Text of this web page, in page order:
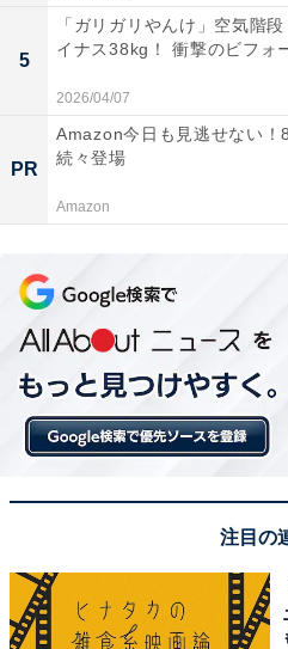
5
「ガリガリやんけ」空気階
イナス38kg！ 衝撃のビフォ
2026/04/07
PR
Amazon今日も見逃せない！
続々登場
Amazon
注目の